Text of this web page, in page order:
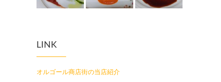
LINK
オルゴール商店街の当店紹介